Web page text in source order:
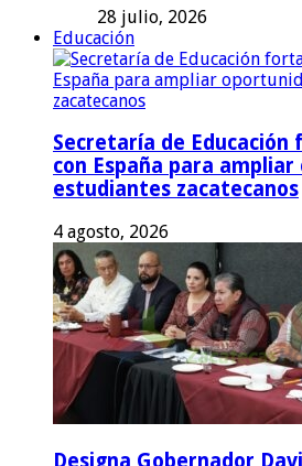
28 julio, 2026
Educación
Secretaría de Educación
con España para
estudiantes zacatecanos
4 agosto, 2026
Designa Gobernador